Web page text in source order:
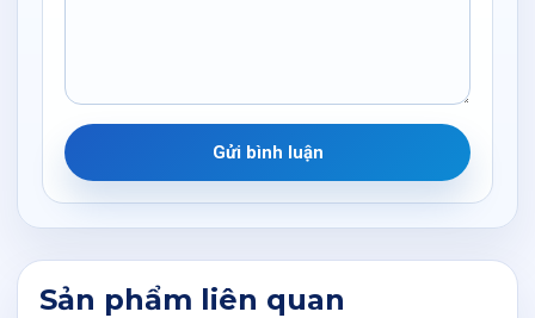
Gửi bình luận
Sản phẩm liên quan